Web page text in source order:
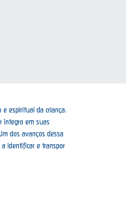
espiritual da criança.
íntegro em suas
dos avanços dessa
identificar e transpor